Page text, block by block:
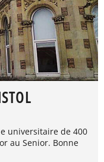
universitaire de 400
au Senior. Bonne